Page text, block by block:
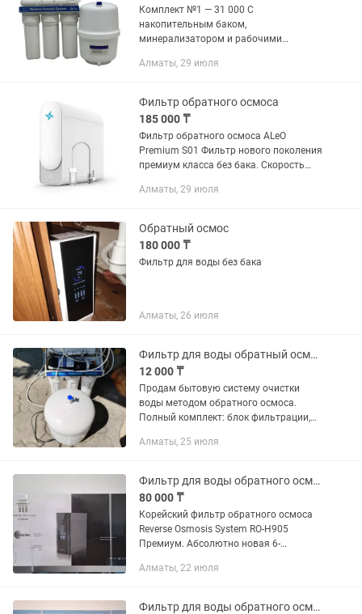
Комплект №1 — 31 000 С
накопительным баком,
минерализатором и рабочими
полгода). Установил и сразу можно
Без картриджей и накопительного...
Алматы, 29 июля
Фильтр обратного осмоса
185 000 ₸
Фильтр обратного осмоса ALeO
Premium S01 Фильтр нового поколения
премиум класса без бака. Скорость
свежая вода без накипи. Компактный
Алматы, 29 июля
Обратный осмос
180 000 ₸
Фильтр для воды без бака
Алматы, 26 июля
Фильтр для воды обратный осмос (с помпой и баком) б/у / На запчасти
12 000 ₸
Продам бытовую систему очистки
воды методом обратного осмоса.
Полный комплект: блок фильтрации,
насос (помпа), питьевой кран и
у,...
Алматы, 25 июля
Фильтр для воды обратного осмоса RO-H905 Премиум (Корея)
80 000 ₸
Корейский фильтр обратного осмоса
Reverse Osmosis System RO-H905
Премиум. Абсолютно новая 6-
в закрытом черном корпусе. Заводская
Алматы, 22 июля
Фильтр для воды обратного осмоса RO-910 (Корея)